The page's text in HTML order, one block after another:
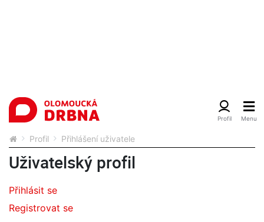
Profil Přihlášení uživatele
Uživatelský profil
Přihlásit se
Registrovat se